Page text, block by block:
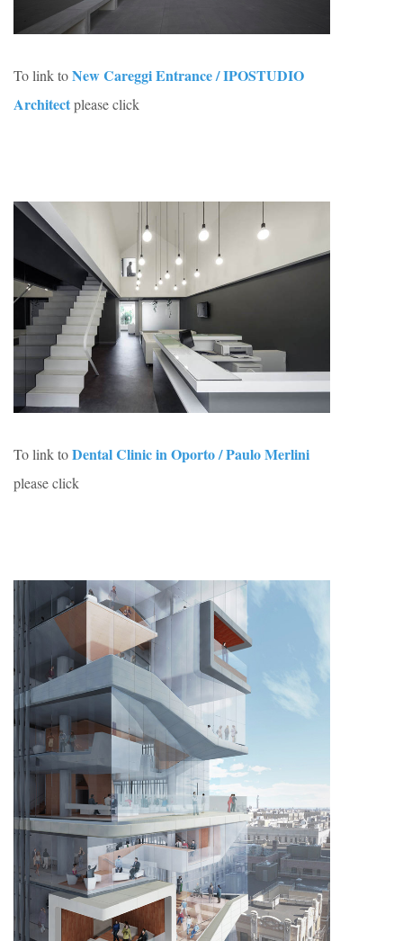
To link toNew Careggi Entrance / IPOSTUDIO
Architectplease click
To link toDental Clinic in Oporto / Paulo Merlini
please click